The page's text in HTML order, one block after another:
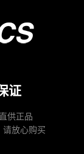
证
供正品
请放心购买